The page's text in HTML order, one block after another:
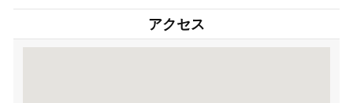
アクセス